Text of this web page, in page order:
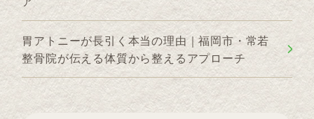
胃アトニーが長引く本当の理由｜福岡市・常若
整骨院が伝える体質から整えるアプローチ